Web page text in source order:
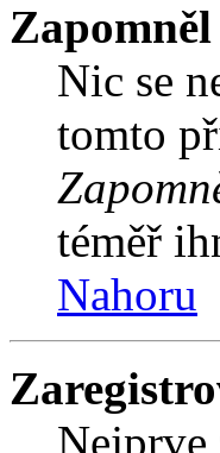
Zapomněl
Nic se
tomto
téměř
Nahoru
Nejprve